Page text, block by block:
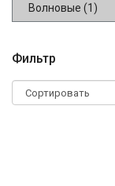
Волновые (1)
Фильтр